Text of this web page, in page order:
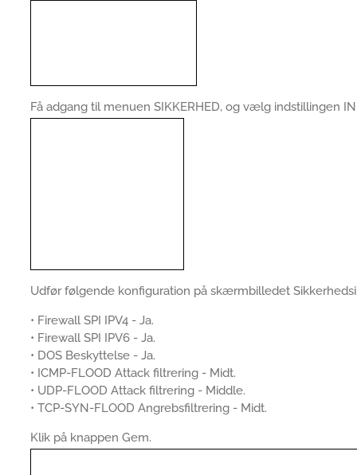
Få adgang til menuen SIKKERHED, og vælg indstillingen
Udfør følgende konfiguration på skærmbilledet
• Firewall SPI IPV4 - Ja.
• Firewall SPI IPV6 - Ja.
• DOS Beskyttelse - Ja.
• ICMP-FLOOD Attack filtrering - Midt.
• UDP-FLOOD Attack filtrering - Middle.
• TCP-SYN-FLOOD Angrebsfiltrering - Midt.
Klik på knappen Gem.